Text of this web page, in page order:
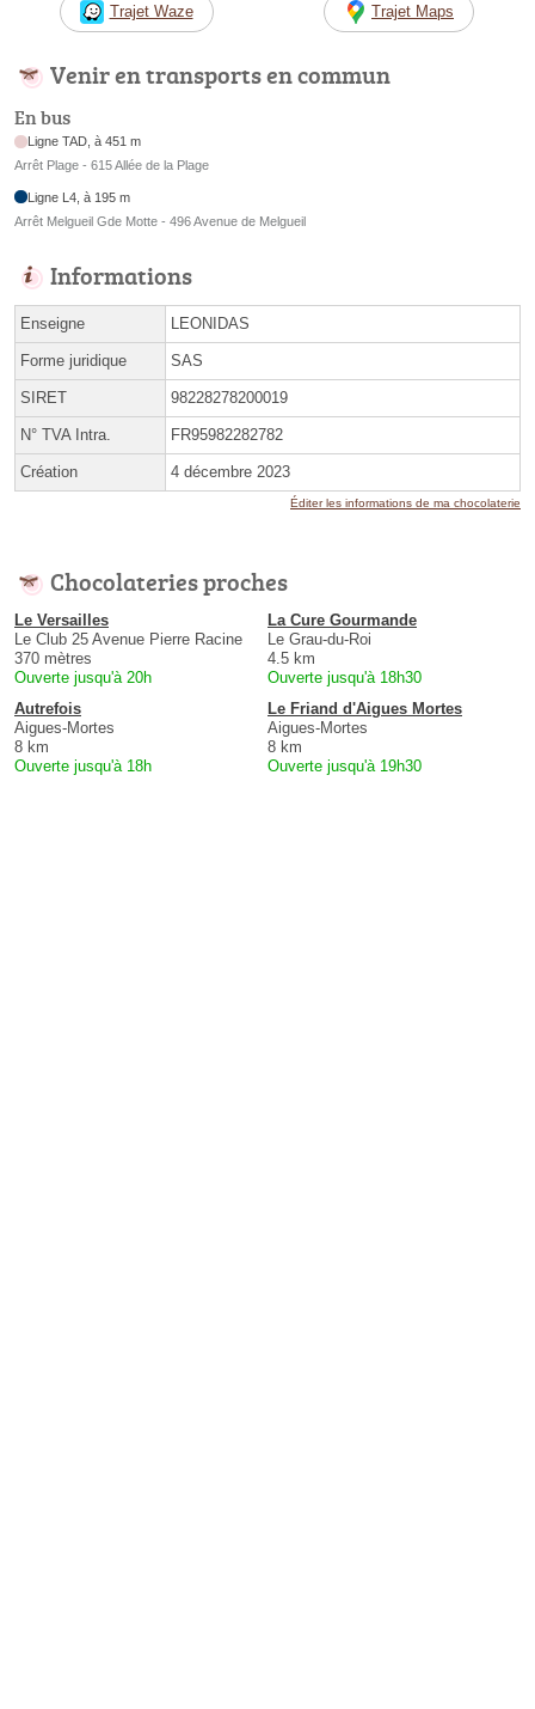
Trajet Waze Trajet Maps
Venir en transports en commun
En bus
Ligne TAD, à 451 m
Arrêt Plage - 615 Allée de la Plage
Ligne L4, à 195 m
Arrêt Melgueil Gde Motte - 496 Avenue de Melgueil
Informations
Enseigne LEONIDAS
Forme juridique SAS
SIRET 98228278200019
N° TVA Intra. FR95982282782
Création 4 décembre 2023
Éditer les informations de ma chocolaterie
Chocolateries proches
Le Versailles
Le Club 25 Avenue Pierre Racine
370 mètres
Ouverte jusqu'à 20h
La Cure Gourmande
Le Grau-du-Roi
4.5 km
Ouverte jusqu'à 18h30
Autrefois
Aigues-Mortes
8 km
Ouverte jusqu'à 18h
Le Friand d'Aigues Mortes
Aigues-Mortes
8 km
Ouverte jusqu'à 19h30